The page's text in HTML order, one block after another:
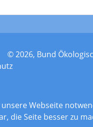
© 2026, Bund
Webseite
die Seite besser zu